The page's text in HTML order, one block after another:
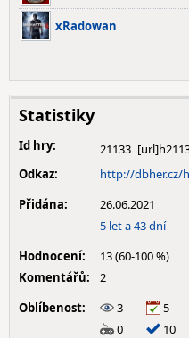
xRadowan
Statistiky
Id hry:
21133
Odkaz:
http://dbher.cz/
Přidána:
26.06.2021
5 let a 43 dní
Hodnocení:
13 (60-100 %)
Komentářů:
2
Oblíbenost:
3
5
0
10